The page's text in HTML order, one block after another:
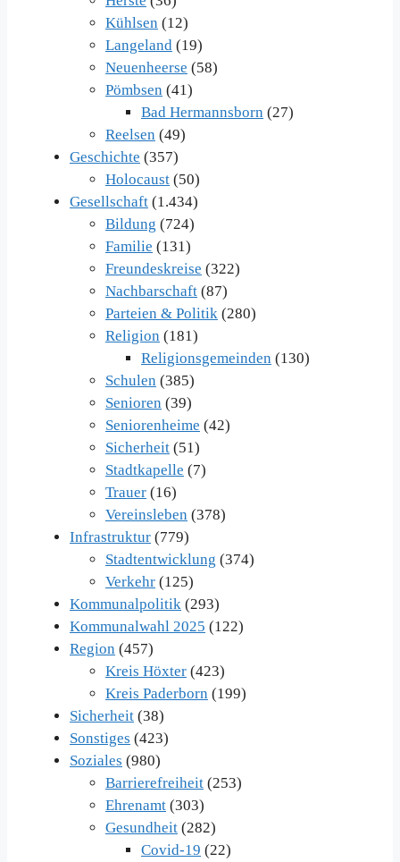
Kühlsen (12)
Langeland (19)
Neuenheerse (58)
Pömbsen (41)
Bad Hermannsborn (27)
Reelsen (49)
Geschichte (357)
Holocaust (50)
Gesellschaft (1.434)
Bildung (724)
Familie (131)
Freundeskreise (322)
Nachbarschaft (87)
Parteien & Politik (280)
Religion (181)
Religionsgemeinden (130)
Schulen (385)
Senioren (39)
Seniorenheime (42)
Sicherheit (51)
Stadtkapelle (7)
Trauer (16)
Vereinsleben (378)
Infrastruktur (779)
Stadtentwicklung (374)
Verkehr (125)
Kommunalpolitik (293)
Kommunalwahl 2025 (122)
Region (457)
Kreis Höxter (423)
Kreis Paderborn (199)
Sicherheit (38)
Sonstiges (423)
Soziales (980)
Barrierefreiheit (253)
Ehrenamt (303)
Gesundheit (282)
Covid-19 (22)